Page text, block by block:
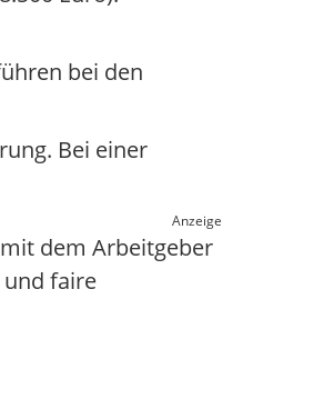
bei den
Bei einer
Anzeige
dem Arbeitgeber
faire